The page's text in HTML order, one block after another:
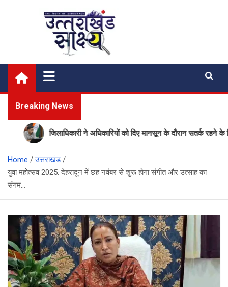
Uttarakhand Shakshya
My News Portal
Breaking News
जिलाधिकारी ने अधिकारियों को दिए मानसून के दौरान सतर्क रहने के निर्देश
Home
उत्तराखंड
युवा महोत्सव 2025: देहरादून में छह नवंबर से शुरू होगा संगीत और उत्साह का
संगम…